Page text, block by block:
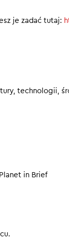
je zadać tutaj:
technologii,
in Brief